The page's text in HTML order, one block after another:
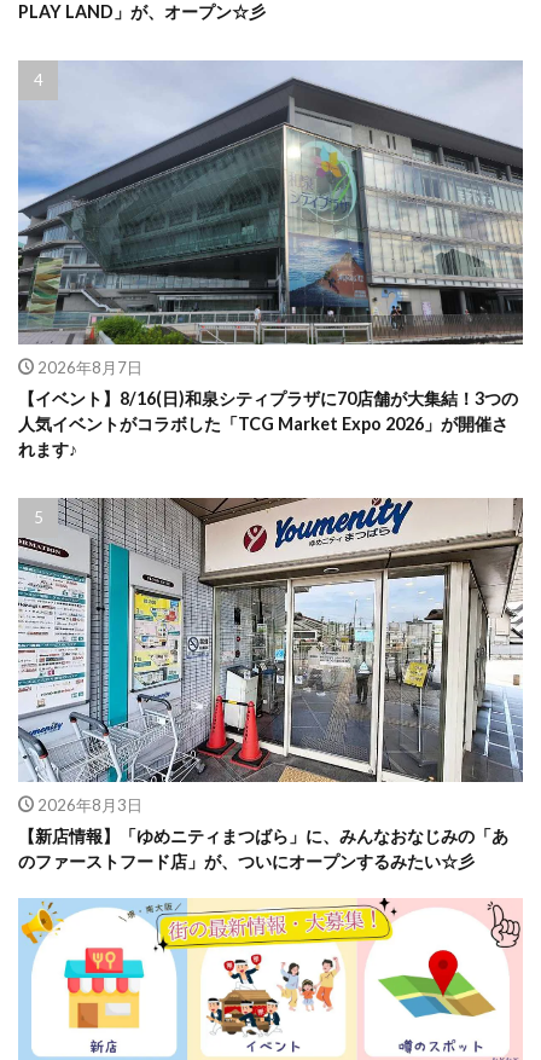
PLAY LAND」が、オープン☆彡
2026年8月7日
【イベント】8/16(日)和泉シティプラザに70店舗が大集結！3つの
人気イベントがコラボした「TCG Market Expo 2026」が開催さ
れます♪
2026年8月3日
【新店情報】「ゆめニティまつばら」に、みんなおなじみの「あ
のファーストフード店」が、ついにオープンするみたい☆彡